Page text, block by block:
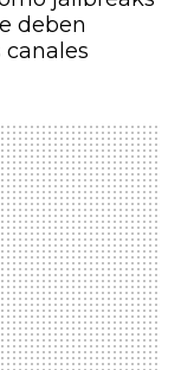
deben